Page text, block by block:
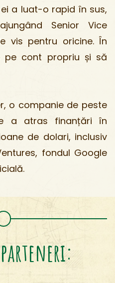
a luat-o rapid în sus,
Senior Vice
vis pentru oricine. În
pe cont propriu și să
o companie de peste
a atras finanțări în
de dolari, inclusiv
fondul Google